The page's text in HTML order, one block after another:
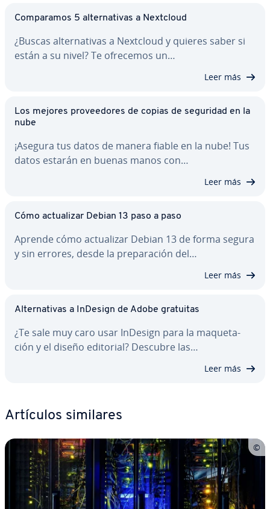
Co­m­pa­ra­mos 5 al­te­r­na­ti­vas a Nextcloud
¿Buscas al­te­r­na­ti­vas a Nextcloud y quieres saber si
están a su nivel? Te ofrecemos un…
Leer más
Los mejores pro­vee­do­res de copias de seguridad en la
nube
¡Asegura tus datos de manera fiable en la nube! Tus
datos estarán en buenas manos con…
Leer más
Cómo ac­tua­li­zar Debian 13 paso a paso
Aprende cómo ac­tua­li­zar Debian 13 de forma segura
y sin errores, desde la pre­pa­ra­ción del…
Leer más
Al­te­r­na­ti­vas a InDesign de Adobe gratuitas
¿Te sale muy caro usar InDesign para la ma­que­ta­
ción y el diseño editorial? Descubre las…
Leer más
Artículos similares